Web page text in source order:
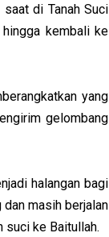
di Tanah Suci
kembali ke
yang
gelombang
halangan bagi
masih berjalan
suci ke Baitullah.